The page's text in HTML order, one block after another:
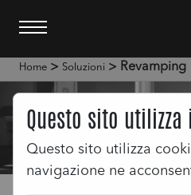
Home > Soluzioni > Revamping
Questo sito
Questo sito utilizza
navigazione ne